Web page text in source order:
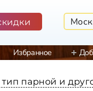
Избранное
парной и